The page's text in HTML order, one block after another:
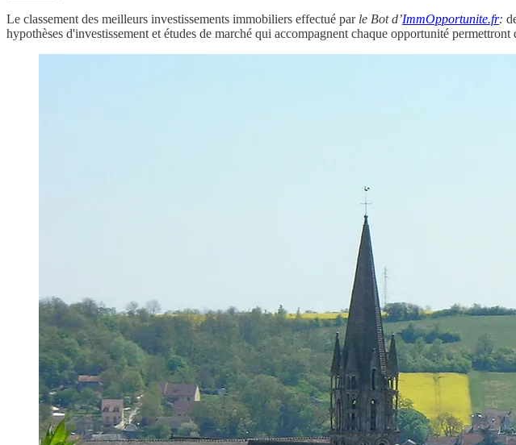
Le classement des meilleurs investissements immobiliers effectué par le Bot d’ImmOpportunite.fr:
hypothèses d'investissement et études de marché qui accompagnent chaque opportunité